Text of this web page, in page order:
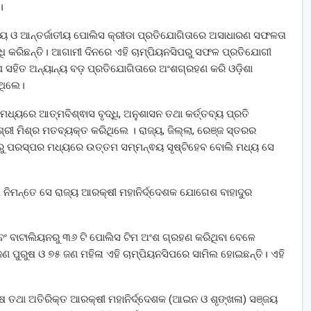
ଓ ଆନ୍ତର୍ଜାତୀୟ ପୋଲିସ କ୍ରୀଡା ପ୍ରତିଯୋଗିତାରେ ଅସାଧାରଣ ସଫଳତା
କରିଛନ୍ତି। ଆଗାମୀ ଦିନରେ ଏହି ଚାମ୍ପିୟନସିପରୁ ସଫଳ ପ୍ରତିଯୋଗୀ
ସହିତ ଅନ୍ୟାନ୍ୟ ବଡ଼ ପ୍ରତିଯୋଗିତାରେ ଅଂଶଗ୍ରହଣ କରି ଓଡ଼ିଶା
ଆତ୍ମବିଶ୍ଵାସ ବୃଦ୍ଧି, ଅନୁଶାସନ ତଥା କର୍ତ୍ତବ୍ୟ ପ୍ରତି
ମିଶ୍ର ମତବ୍ୟକ୍ତ କରିଥିଲେ । ରାଜ୍ୟ, ଜିଲ୍ଲା, ରେଞ୍ଜ ସ୍ତରର
ପରସ୍ପର ମଧ୍ୟରେ ଉତ୍ତମ ସମ୍ମନ୍ଵୟ ସୃଷ୍ଟିହେବ ବୋଲି ମଧ୍ୟ ସେ
ସେ ରାଜ୍ୟ ଆରକ୍ଷୀ ମହାନିର୍ଦ୍ଦେଶକ ଯୋଗେଶ ବାହାଦୁର
ବାଟାଲିୟନରୁ ୩୬ ଟି ପୋଲିସ ଟିମ ଅଂଶ ଗ୍ରହଣ କରିଥିବା ବେଳେ
ପୁରୁଷ ଓ ୭୫ ଜଣ ମହିଳା ଏହି ଚାମ୍ପିୟନସିପରେ ସାମିଲ ହୋଇଛନ୍ତି। ଏହି
ଅତିରିକ୍ତ ଆରକ୍ଷୀ ମହାନିର୍ଦ୍ଦେଶକ (ଆଇନ ଓ ଶୃଙ୍ଖଳା) ସଞ୍ଜୟ